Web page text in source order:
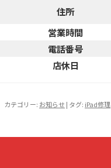
住所
営業時間
電話番号
店休日
カテゴリー: お知らせ | タグ: iPad修理